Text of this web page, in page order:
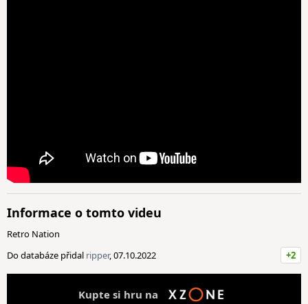
Informace o tomto videu
Retro Nation
Do databáze přidal ripper, 07.10.2022 +2
Kupte si hru na